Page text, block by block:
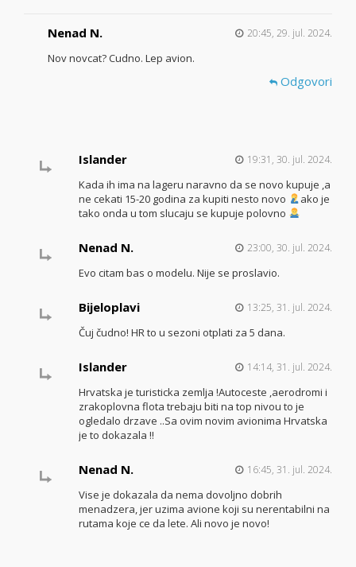
Nenad N. 20:45, 29. jul. 2024.
Nov novcat? Cudno. Lep avion.
Odgovori
Islander 19:31, 30. jul. 2024.
Kada ih ima na lageru naravno da se novo kupuje ,a
ne cekati 15-20 godina za kupiti nesto novo
ako je
tako onda u tom slucaju se kupuje polovno
Nenad N. 23:00, 30. jul. 2024.
Evo citam bas o modelu. Nije se proslavio.
Bijeloplavi 13:25, 31. jul. 2024.
Čuj čudno! HR to u sezoni otplati za 5 dana.
Islander 14:14, 31. jul. 2024.
Hrvatska je turisticka zemlja !Autoceste ,aerodromi i
zrakoplovna flota trebaju biti na top nivou to je
ogledalo drzave ..Sa ovim novim avionima Hrvatska
je to dokazala !!
Nenad N. 16:45, 31. jul. 2024.
Vise je dokazala da nema dovoljno dobrih
menadzera, jer uzima avione koji su nerentabilni na
rutama koje ce da lete. Ali novo je novo!